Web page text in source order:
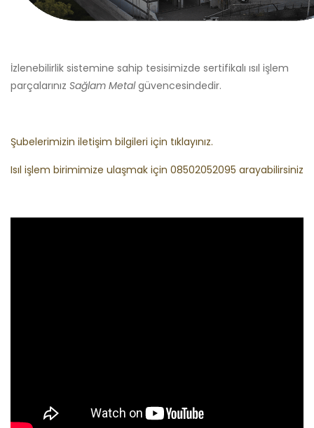
İzlenebilirlik sistemine sahip tesisimizde sertifikalı ısıl işlem
parçalarınız Sağlam Metalgüvencesindedir.
Şubelerimizin iletişim bilgileri için tıklayınız.
Isıl işlem birimimize ulaşmak için 08502052095 arayabilirsiniz